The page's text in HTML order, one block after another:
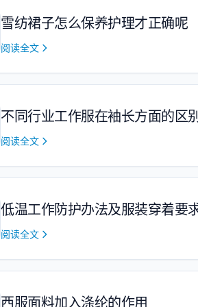
雪纺裙子怎么保养护理才正确呢
阅读全文
不同行业工作服在袖长方面的区
阅读全文
低温工作防护办法及服装穿着要
阅读全文
西服面料加入涤纶的作用